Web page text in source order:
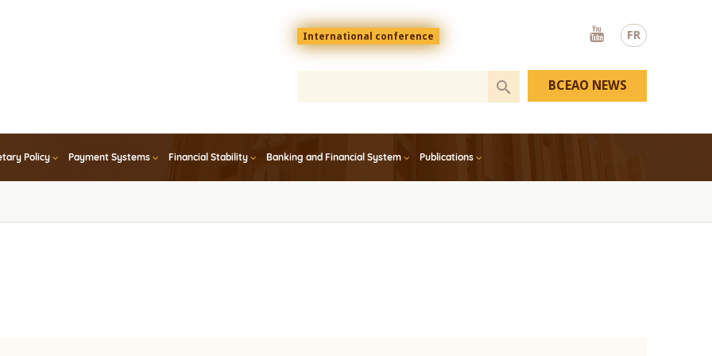
FR
Menu
top
En
International conference
Youtube
Policy Payment Systems Financial Stability Banking and Financial System Publications
BCEAO NEWS